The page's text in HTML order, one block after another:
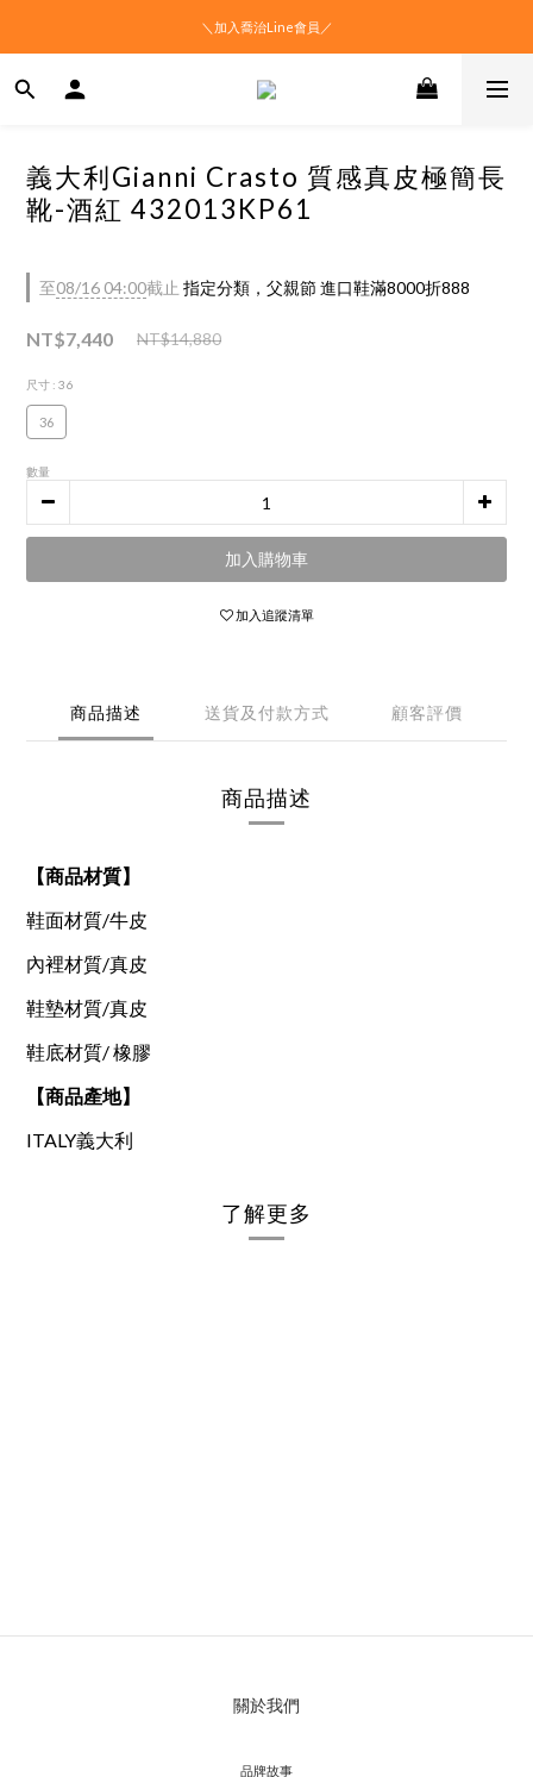
＼加入喬治Line會員／
義大利Gianni Crasto 質感真皮極簡長
靴-酒紅 432013KP61
至08/16 04:00截止 指定分類，父親節 進口鞋滿8000折888
NT$7,440 NT$14,880
尺寸 : 36
36
數量
加入購物車
加入追蹤清單
商品描述 送貨及付款方式 顧客評價
商品描述
【商品材質】
鞋面材質/牛皮
內裡材質/真皮
鞋墊材質/真皮
鞋底材質/ 橡膠
【商品產地】
ITALY義大利
了解更多
關於我們
品牌故事